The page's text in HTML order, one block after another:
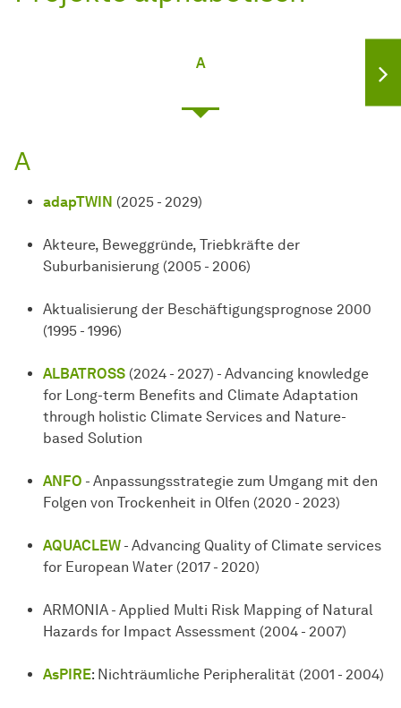
A
A
adapTWIN (2025 - 2029)
Akteure, Beweggründe, Triebkräfte der
Suburbanisierung (2005 - 2006)
Aktualisierung der Beschäftigungsprognose 2000
(1995 - 1996)
ALBATROSS (2024 - 2027) - Advancing knowledge
for Long-term Benefits and Climate Adaptation
through holistic Climate Services and Nature-
based Solution
ANFO - Anpassungsstrategie zum Umgang mit den
Folgen von Trockenheit in Olfen (2020 - 2023)
AQUACLEW - Advancing Quality of Climate services
for European Water (2017 - 2020)
ARMONIA - Applied Multi Risk Mapping of Natural
Hazards for Impact Assessment (2004 - 2007)
AsPIRE: Nichträumliche Peripheralität (2001 - 2004)